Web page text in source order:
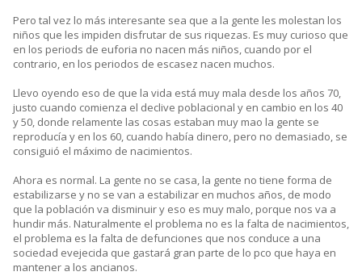
Pero tal vez lo más interesante sea que a la gente les molestan los
niños que les impiden disfrutar de sus riquezas. Es muy curioso que
en los periods de euforia no nacen más niños, cuando por el
contrario, en los periodos de escasez nacen muchos.
Llevo oyendo eso de que la vida está muy mala desde los años 70,
justo cuando comienza el declive poblacional y en cambio en los 40
y 50, donde relamente las cosas estaban muy mao la gente se
reproducía y en los 60, cuando había dinero, pero no demasiado, se
consiguió el máximo de nacimientos.
Ahora es normal. La gente no se casa, la gente no tiene forma de
estabilizarse y no se van a estabilizar en muchos años, de modo
que la población va disminuir y eso es muy malo, porque nos va a
hundir más. Naturalmente el problema no es la falta de nacimientos,
el problema es la falta de defunciones que nos conduce a una
sociedad evejecida que gastará gran parte de lo pco que haya en
mantener a los ancianos.